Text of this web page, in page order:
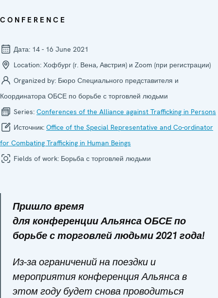
CONFERENCE
Дата: 14 - 16 June 2021
Location: Хофбург (г. Вена, Австрия) и Zoom (при регистрации)
Organized by: Бюро Специального представителя и
Координатора ОБСЕ по борьбе с торговлей людьми
Series: Confer­ences of the Alliance against Trafficking in Persons
Источник: Office of the Special Representative and Co-ordinator
for Combating Trafficking in Human Beings
Fields of work: Борьба с торговлей людьми
Пришло время
для конференции Альянса ОБСЕ по
борьбе с торговлей людьми 2021 года!
Из-за ограничений на поездки и
мероприятия конференция Альянса в
этом году будет снова проводиться